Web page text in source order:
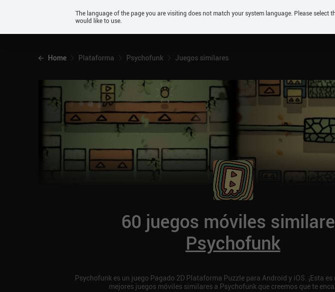
Android
PRÓXIMOS
Home Plataforma Psychofunk Juegos similares
60 juegos móviles
Psychofunk
Psychofunk es un juego Pagado 2D Plataforma Puzzle para Android y iOS. ¡Esta
mejores juegos móviles similares a Psychofunk que creemos que te
The language of the page you are visiting does not match your system language. Please select
would like to use.